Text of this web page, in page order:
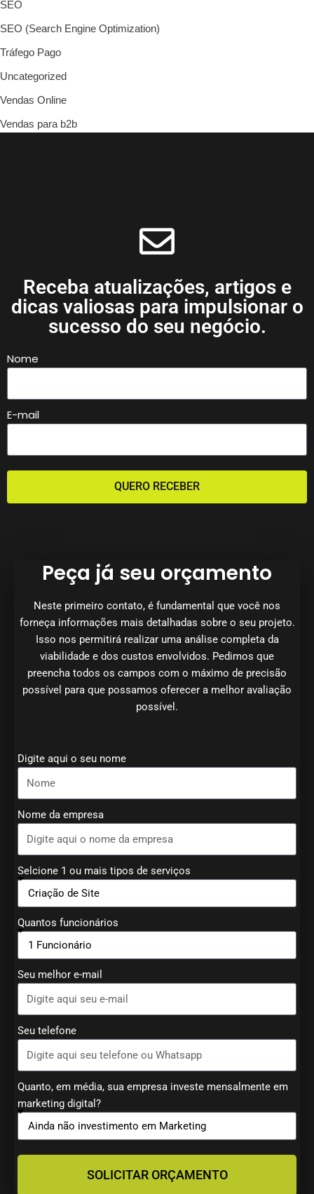
SEO
SEO (Search Engine Optimization)
Tráfego Pago
Uncategorized
Vendas Online
Vendas para b2b
Receba atualizações, artigos e
dicas valiosas para impulsionar o
sucesso do seu negócio.
Nome
E-mail
QUERO RECEBER
Peça já seu orçamento
Neste primeiro contato, é fundamental que você nos
forneça informações mais detalhadas sobre o seu projeto.
Isso nos permitirá realizar uma análise completa da
viabilidade e dos custos envolvidos. Pedimos que
preencha todos os campos com o máximo de precisão
possível para que possamos oferecer a melhor avaliação
possível.
Digite aqui o seu nome
Nome da empresa
Selcione 1 ou mais tipos de serviços
Quantos funcionários
Seu melhor e-mail
Seu telefone
Quanto, em média, sua empresa investe mensalmente em
marketing digital?
SOLICITAR ORÇAMENTO